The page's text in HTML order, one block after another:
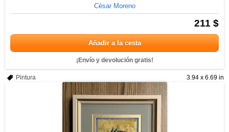
César Moreno
211 $
Añadir a la cesta
¡Envío y devolución gratis!
3.94 x 6.69 in
Pintura